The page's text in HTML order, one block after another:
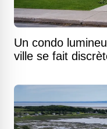
Un condo
ville se fait